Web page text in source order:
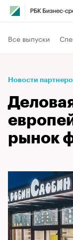
Все выпуски
Новости
рынок